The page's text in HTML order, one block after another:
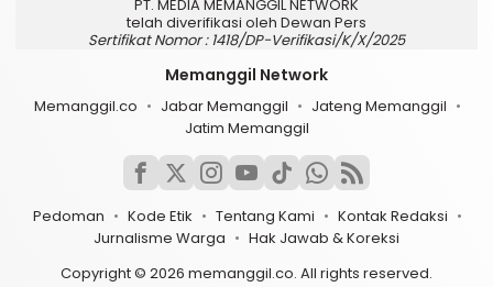
PT. MEDIA MEMANGGIL NETWORK
telah diverifikasi oleh Dewan Pers
Sertifikat Nomor : 1418/DP-Verifikasi/K/X/2025
Memanggil Network
Memanggil.co Jabar Memanggil
Jateng Memanggil
Jatim Memanggil
Pedoman Kode Etik Tentang Kami
Kontak Redaksi
Jurnalisme Warga
Hak Jawab & Koreksi
Copyright © 2026 memanggil.co. All rights reserved.